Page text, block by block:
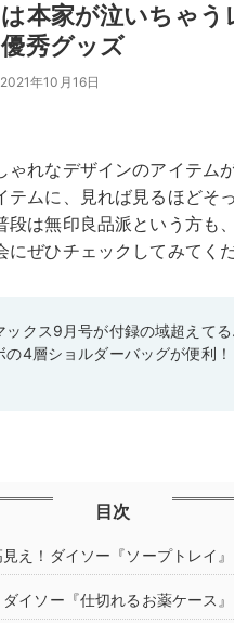
本家が泣いちゃう
秀グッズ
年10月16日
れなデザインのアイテム
テムに、見れば見るほどそ
段は無印良品派という方も
ぜひチェックしてみてくだ
ックス9月号が付録の域超えてる
の4層ショルダーバッグが便利！
目次
え！ダイソー『ソープトレイ』
イソー『仕切れるお薬ケース』